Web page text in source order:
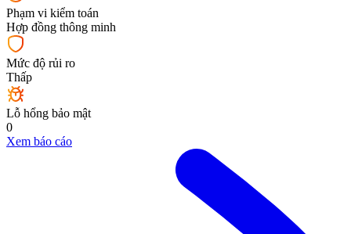
Phạm vi kiểm toán
Hợp đồng thông minh
Mức độ rủi ro
Thấp
Lỗ hổng bảo mật
0
Xem báo cáo